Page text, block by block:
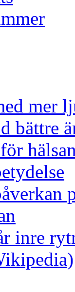
mer
bättre
inre